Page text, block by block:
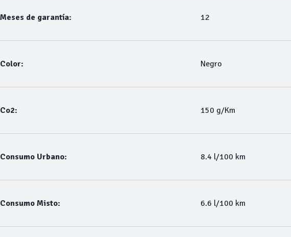
Meses de garantía: 12
Color: Negro
Co2: 150 g/Km
Consumo Urbano: 8.4 l/100 km
Consumo Misto: 6.6 l/100 km